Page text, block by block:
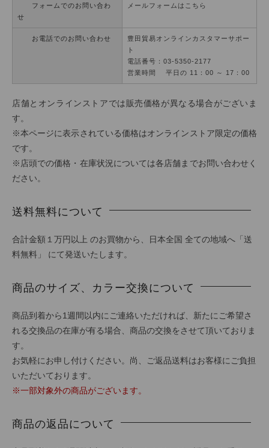
フォームでのお問い合わ
せ
メールフォームはこちら
お電話でのお問い合わせ
豊田貿易オンラインカスタマーサポー
ト
電話番号：03-5350-2177
営業時間 平日の 11：00 ～ 17：00
店舗とオンラインストアでは販売価格が異なる場合がございま
す。
※本ページに表示されている価格はオンラインストア限定の価格
です。
※店頭での価格・在庫状況については各店舗までお問い合わせく
ださい。
送料無料について
合計金額１万円以上 のお買物から、日本全国 全ての地域へ「送
料無料」 にて発送いたします。
商品のサイズ、カラー交換について
商品到着から1週間以内にご連絡いただければ、新たにご希望さ
れる交換品の在庫が有る場合、商品の交換をさせて頂いておりま
す。
お気軽にお申し付けください。尚、ご返品送料はお客様にご負担
いただいております。
※一部対象外の商品がございます。
商品の返品について